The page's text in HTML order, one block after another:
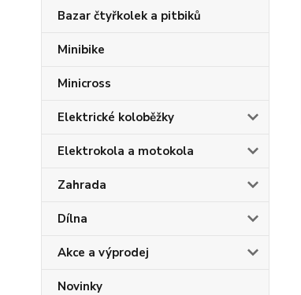
Bazar čtyřkolek a pitbiků
Minibike
Minicross
Elektrické koloběžky
Elektrokola a motokola
Zahrada
Dílna
Akce a výprodej
Novinky